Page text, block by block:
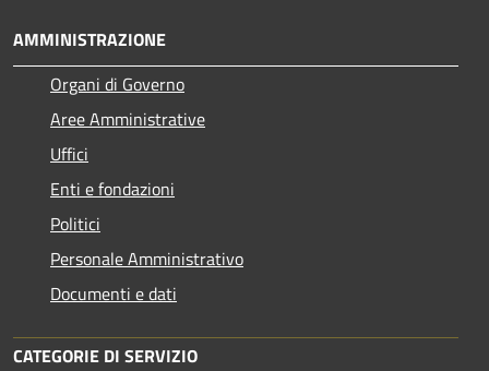
AMMINISTRAZIONE
Organi di Governo
Aree Amministrative
Uffici
Enti e fondazioni
Politici
Personale Amministrativo
Documenti e dati
CATEGORIE DI SERVIZIO